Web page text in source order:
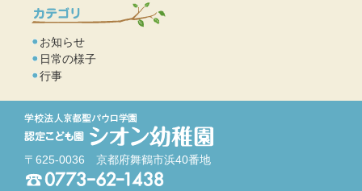
お知らせ
日常の様子
行事
〒625-0036 京都府舞鶴市浜40番地